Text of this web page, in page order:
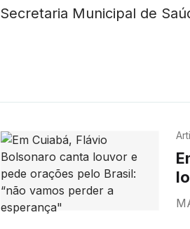
Secretaria Municipal de
Em